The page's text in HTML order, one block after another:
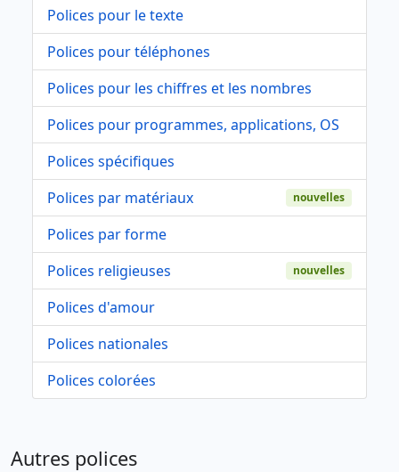
Polices pour le texte
Polices pour téléphones
Polices pour les chiffres et les nombres
Polices pour programmes, applications, OS
Polices spécifiques
Polices par matériaux
nouvelles
Polices par forme
Polices religieuses
nouvelles
Polices d'amour
Polices nationales
Polices colorées
Autres polices